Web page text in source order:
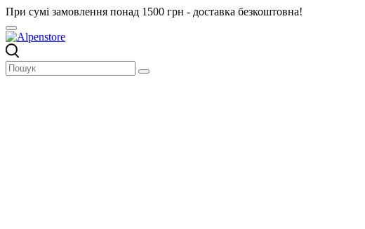
При сумі замовлення понад 1500 грн - доставка безкоштовна!